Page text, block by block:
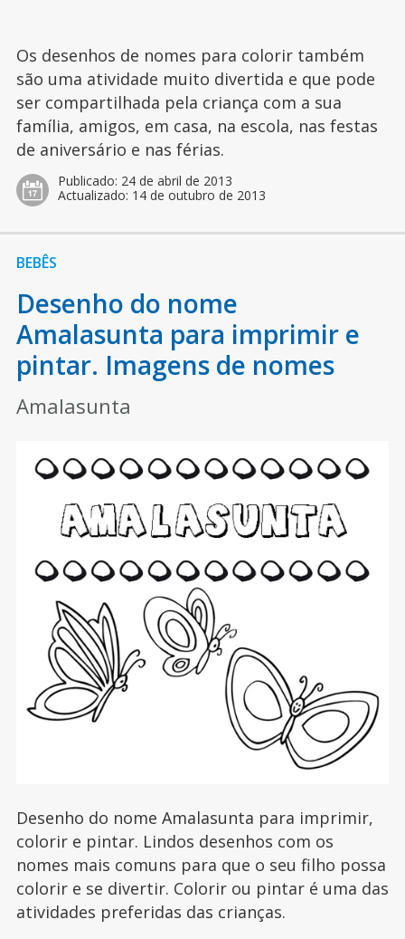
Os desenhos de nomes para colorir também
são uma atividade muito divertida e que pode
ser compartilhada pela criança com a sua
família, amigos, em casa, na escola, nas festas
de aniversário e nas férias.
Publicado: 24 de abril de 2013
Actualizado: 14 de outubro de 2013
BEBÊS
Desenho do nome
Amalasunta para imprimir e
pintar. Imagens de nomes
Amalasunta
Desenho do nome Amalasunta para imprimir,
colorir e pintar. Lindos desenhos com os
nomes mais comuns para que o seu filho possa
colorir e se divertir. Colorir ou pintar é uma das
atividades preferidas das crianças.